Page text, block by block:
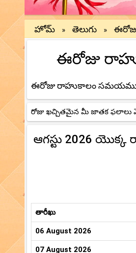
హోమ్ » తెలుగు »
ఈరోజు
ఈరోజు రాహుకాలం
రోజు ఖచ్చితమైన మీ జాతక ఫలాలు
ఆగస్టు 2026 యొక్క
తారీఖు
06 August 2026
07 August 2026